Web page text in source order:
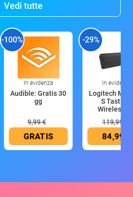
Vedi tutte
-100%
In evidenza
Audible: Gratis 30
gg
9,99 €
GRATIS
-29%
In evidenza
Logitech MX
S Tastiera
Wireless
119,99 €
84,99 €